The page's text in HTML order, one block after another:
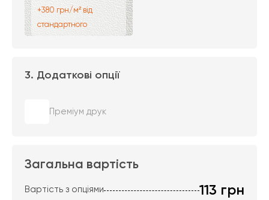
+380 грн/м² від
стандартного
3. Додаткові опції
Преміум друк
Загальна вартість
Вартість з опціями 113 грн